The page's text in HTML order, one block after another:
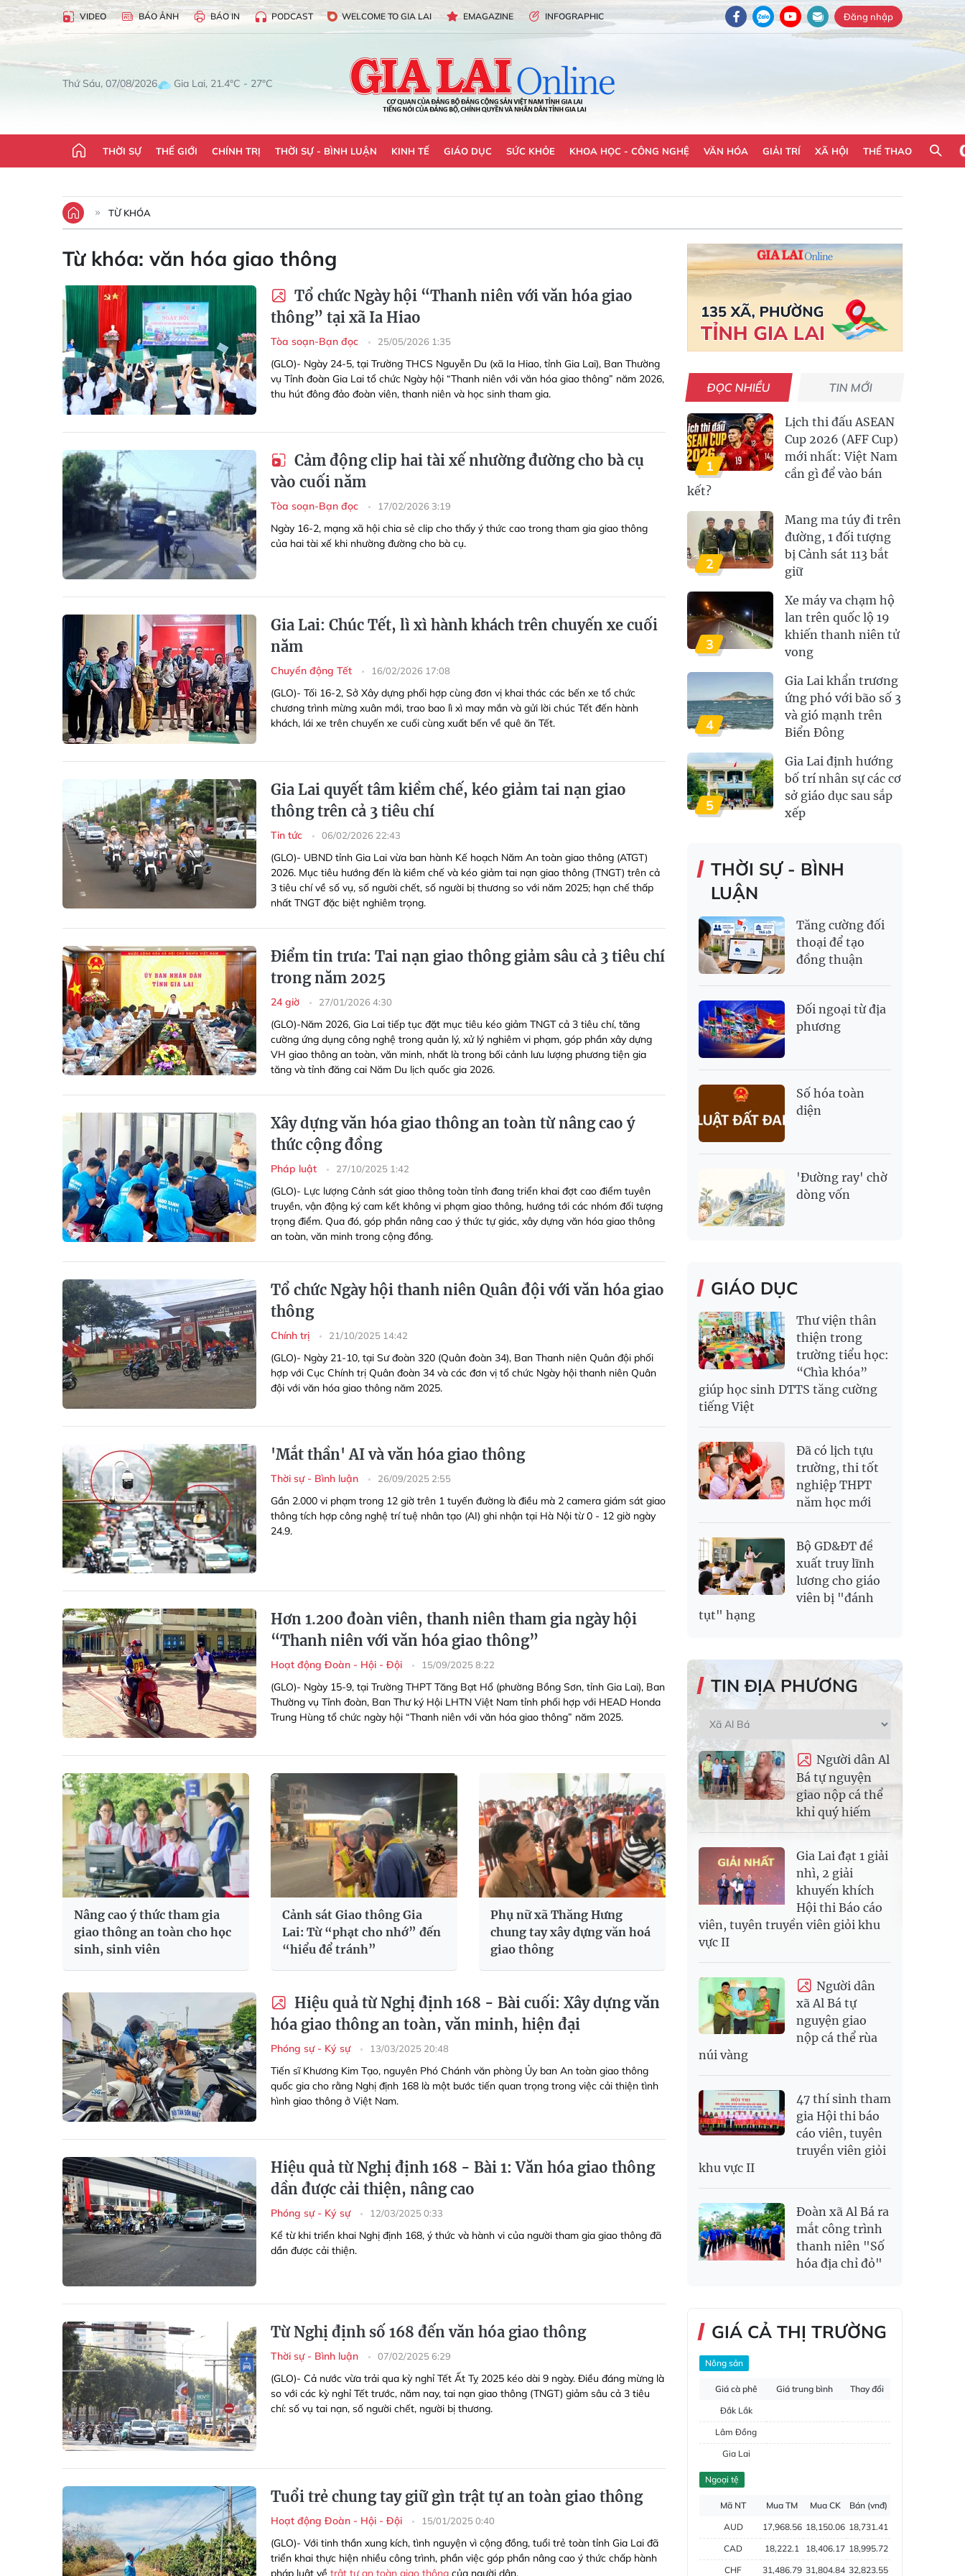
VIDEO BÁO ẢNH BÁO IN PODCAST WELCOME TO GIA LAI EMAGAZINE INFOGRAPHIC Đăng nhập
Thứ Sáu, 07/08/2026 Gia Lai, 21.4°C - 27°C
THỜI SỰ THẾ GIỚI CHÍNH TRỊ THỜI SỰ - BÌNH LUẬN KINH TẾ GIÁO DỤC SỨC KHỎE KHOA HỌC - CÔNG NGHỆ VĂN HÓA GIẢI TRÍ XÃ HỘI THỂ THAO
TỪ KHÓA
Từ khóa: văn hóa giao thông
Tổ chức Ngày hội “Thanh niên với văn hóa giao
thông” tại xã Ia Hiao
Tòa soạn-Bạn đọc 25/05/2026 1:35
(GLO)- Ngày 24-5, tại Trường THCS Nguyễn Du (xã Ia Hiao, tỉnh Gia Lai), Ban Thường
vụ Tỉnh đoàn Gia Lai tổ chức Ngày hội “Thanh niên với văn hóa giao thông” năm 2026,
thu hút đông đảo đoàn viên, thanh niên và học sinh tham gia.
Cảm động clip hai tài xế nhường đường cho bà cụ
vào cuối năm
Tòa soạn-Bạn đọc 17/02/2026 3:19
Ngày 16-2, mạng xã hội chia sẻ clip cho thấy ý thức cao trong tham gia giao thông
của hai tài xế khi nhường đường cho bà cụ.
Gia Lai: Chúc Tết, lì xì hành khách trên chuyến xe cuối
năm
Chuyển động Tết 16/02/2026 17:08
(GLO)- Tối 16-2, Sở Xây dựng phối hợp cùng đơn vị khai thác các bến xe tổ chức
chương trình mừng xuân mới, trao bao lì xì may mắn và gửi lời chúc Tết đến hành
khách, lái xe trên chuyến xe cuối cùng xuất bến về quê ăn Tết.
Gia Lai quyết tâm kiềm chế, kéo giảm tai nạn giao
thông trên cả 3 tiêu chí
Tin tức 06/02/2026 22:43
(GLO)- UBND tỉnh Gia Lai vừa ban hành Kế hoạch Năm An toàn giao thông (ATGT)
2026. Mục tiêu hướng đến là kiềm chế và kéo giảm tai nạn giao thông (TNGT) trên cả
3 tiêu chí về số vụ, số người chết, số người bị thương so với năm 2025; hạn chế thấp
nhất TNGT đặc biệt nghiêm trọng.
Điểm tin trưa: Tai nạn giao thông giảm sâu cả 3 tiêu chí
trong năm 2025
24 giờ 27/01/2026 4:30
(GLO)-Năm 2026, Gia Lai tiếp tục đặt mục tiêu kéo giảm TNGT cả 3 tiêu chí, tăng
cường ứng dụng công nghệ trong quản lý, xử lý nghiêm vi phạm, góp phần xây dựng
VH giao thông an toàn, văn minh, nhất là trong bối cảnh lưu lượng phương tiện gia
tăng và tỉnh đăng cai Năm Du lịch quốc gia 2026.
Xây dựng văn hóa giao thông an toàn từ nâng cao ý
thức cộng đồng
Pháp luật 27/10/2025 1:42
(GLO)- Lực lượng Cảnh sát giao thông toàn tỉnh đang triển khai đợt cao điểm tuyên
truyền, vận động ký cam kết không vi phạm giao thông, hướng tới các nhóm đối tượng
trọng điểm. Qua đó, góp phần nâng cao ý thức tự giác, xây dựng văn hóa giao thông
an toàn, văn minh trong cộng đồng.
Tổ chức Ngày hội thanh niên Quân đội với văn hóa giao
thông
Chính trị 21/10/2025 14:42
(GLO)- Ngày 21-10, tại Sư đoàn 320 (Quân đoàn 34), Ban Thanh niên Quân đội phối
hợp với Cục Chính trị Quân đoàn 34 và các đơn vị tổ chức Ngày hội thanh niên Quân
đội với văn hóa giao thông năm 2025.
'Mắt thần' AI và văn hóa giao thông
Thời sự - Bình luận 26/09/2025 2:55
Gần 2.000 vi phạm trong 12 giờ trên 1 tuyến đường là điều mà 2 camera giám sát giao
thông tích hợp công nghệ trí tuệ nhân tạo (AI) ghi nhận tại Hà Nội từ 0 - 12 giờ ngày
24.9.
Hơn 1.200 đoàn viên, thanh niên tham gia ngày hội
“Thanh niên với văn hóa giao thông”
Hoạt động Đoàn - Hội - Đội 15/09/2025 8:22
(GLO)- Ngày 15-9, tại Trường THPT Tăng Bạt Hổ (phường Bồng Sơn, tỉnh Gia Lai), Ban
Thường vụ Tỉnh đoàn, Ban Thư ký Hội LHTN Việt Nam tỉnh phối hợp với HEAD Honda
Trung Hùng tổ chức ngày hội “Thanh niên với văn hóa giao thông” năm 2025.
Nâng cao ý thức tham gia
giao thông an toàn cho học
sinh, sinh viên
Cảnh sát Giao thông Gia
Lai: Từ “phạt cho nhớ” đến
“hiểu để tránh”
Phụ nữ xã Thăng Hưng
chung tay xây dựng văn hoá
giao thông
Hiệu quả từ Nghị định 168 - Bài cuối: Xây dựng văn
hóa giao thông an toàn, văn minh, hiện đại
Phóng sự - Ký sự 13/03/2025 20:48
Tiến sĩ Khương Kim Tạo, nguyên Phó Chánh văn phòng Ủy ban An toàn giao thông
quốc gia cho rằng Nghị định 168 là một bước tiến quan trọng trong việc cải thiện tình
hình giao thông ở Việt Nam.
Hiệu quả từ Nghị định 168 - Bài 1: Văn hóa giao thông
dần được cải thiện, nâng cao
Phóng sự - Ký sự 12/03/2025 0:33
Kể từ khi triển khai Nghị định 168, ý thức và hành vi của người tham gia giao thông đã
dần được cải thiện.
Từ Nghị định số 168 đến văn hóa giao thông
Thời sự - Bình luận 07/02/2025 6:29
(GLO)- Cả nước vừa trải qua kỳ nghỉ Tết Ất Tỵ 2025 kéo dài 9 ngày. Điều đáng mừng là
so với các kỳ nghỉ Tết trước, năm nay, tai nạn giao thông (TNGT) giảm sâu cả 3 tiêu
chí: số vụ tai nạn, số người chết, người bị thương.
Tuổi trẻ chung tay giữ gìn trật tự an toàn giao thông
Hoạt động Đoàn - Hội - Đội 15/01/2025 0:40
(GLO)- Với tinh thần xung kích, tình nguyện vì cộng đồng, tuổi trẻ toàn tỉnh Gia Lai đã
triển khai thực hiện nhiều công trình, phần việc góp phần nâng cao ý thức chấp hành
pháp luật về trật tự an toàn giao thông của người dân.
ĐỌC NHIỀU TIN MỚI
1
Lịch thi đấu ASEAN
Cup 2026 (AFF Cup)
mới nhất: Việt Nam
cần gì để vào bán
kết?
2
Mang ma túy đi trên
đường, 1 đối tượng
bị Cảnh sát 113 bắt
giữ
3
Xe máy va chạm hộ
lan trên quốc lộ 19
khiến thanh niên tử
vong
4
Gia Lai khẩn trương
ứng phó với bão số 3
và gió mạnh trên
Biển Đông
5
Gia Lai định hướng
bố trí nhân sự các cơ
sở giáo dục sau sắp
xếp
THỜI SỰ - BÌNH
LUẬN
Tăng cường đối
thoại để tạo
đồng thuận
Đối ngoại từ địa
phương
Số hóa toàn
diện
'Đường ray' chờ
dòng vốn
GIÁO DỤC
Thư viện thân
thiện trong
trường tiểu học:
“Chìa khóa”
giúp học sinh DTTS tăng cường
tiếng Việt
Đã có lịch tựu
trường, thi tốt
nghiệp THPT
năm học mới
Bộ GD&ĐT đề
xuất truy lĩnh
lương cho giáo
viên bị "đánh
tụt" hạng
TIN ĐỊA PHƯƠNG
Người dân Al
Bá tự nguyện
giao nộp cá thể
khỉ quý hiếm
Gia Lai đạt 1 giải
nhì, 2 giải
khuyến khích
Hội thi Báo cáo
viên, tuyên truyền viên giỏi khu
vực II
Người dân
xã Al Bá tự
nguyện giao
nộp cá thể rùa
núi vàng
47 thí sinh tham
gia Hội thi báo
cáo viên, tuyên
truyền viên giỏi
khu vực II
Đoàn xã Al Bá ra
mắt công trình
thanh niên "Số
hóa địa chỉ đỏ"
GIÁ CẢ THỊ TRƯỜNG
Nông sản
Giá cà phê Giá trung bình
Thay đổi
Đắk Lắk
Lâm Đồng
Gia Lai
Đắk Nông
Ngoại tệ
Mã NT Mua TM Mua CK
Bán (vnđ)
AUD
17,968.56 18,150.06 18,731.41
CAD
18,222.1 18,406.17 18,995.72
CHF
31,486.79 31,804.84 32,823.55